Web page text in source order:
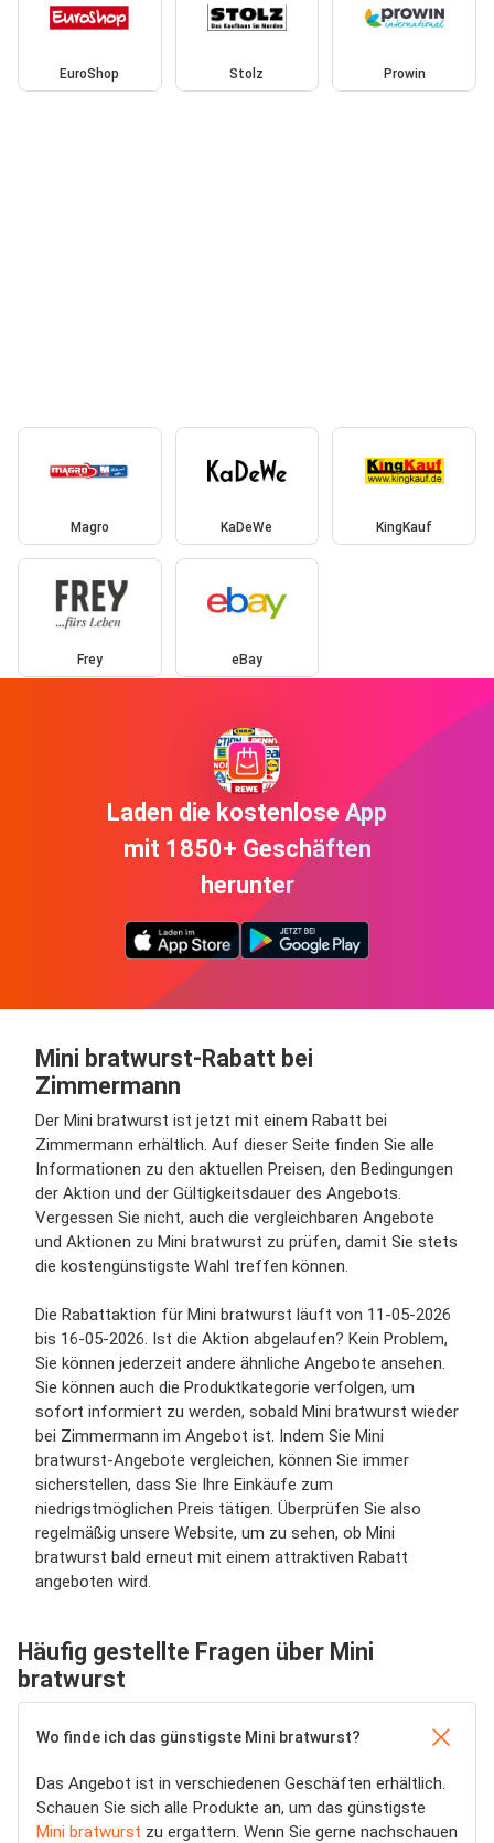
EuroShop Stolz Prowin
Magro KaDeWe KingKauf
Frey eBay
Laden die kostenlose App
mit 1850+ Geschäften
herunter
Mini bratwurst-Rabatt bei
Zimmermann
Der Mini bratwurst ist jetzt mit einem Rabatt bei
Zimmermann erhältlich. Auf dieser Seite finden Sie alle
Informationen zu den aktuellen Preisen, den Bedingungen
der Aktion und der Gültigkeitsdauer des Angebots.
Vergessen Sie nicht, auch die vergleichbaren Angebote
und Aktionen zu Mini bratwurst zu prüfen, damit Sie stets
die kostengünstigste Wahl treffen können.
Die Rabattaktion für Mini bratwurst läuft von 11-05-2026
bis 16-05-2026. Ist die Aktion abgelaufen? Kein Problem,
Sie können jederzeit andere ähnliche Angebote ansehen.
Sie können auch die Produktkategorie verfolgen, um
sofort informiert zu werden, sobald Mini bratwurst wieder
bei Zimmermann im Angebot ist. Indem Sie Mini
bratwurst-Angebote vergleichen, können Sie immer
sicherstellen, dass Sie Ihre Einkäufe zum
niedrigstmöglichen Preis tätigen. Überprüfen Sie also
regelmäßig unsere Website, um zu sehen, ob Mini
bratwurst bald erneut mit einem attraktiven Rabatt
angeboten wird.
Häufig gestellte Fragen über Mini
bratwurst
Wo finde ich das günstigste Mini bratwurst?
Das Angebot ist in verschiedenen Geschäften erhältlich.
Schauen Sie sich alle Produkte an, um das günstigste
Mini bratwurst zu ergattern. Wenn Sie gerne nachschauen